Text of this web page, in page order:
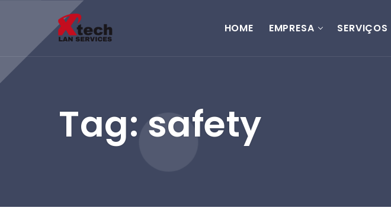
HOME EMPRESA SERVIÇOS
Tag: safety